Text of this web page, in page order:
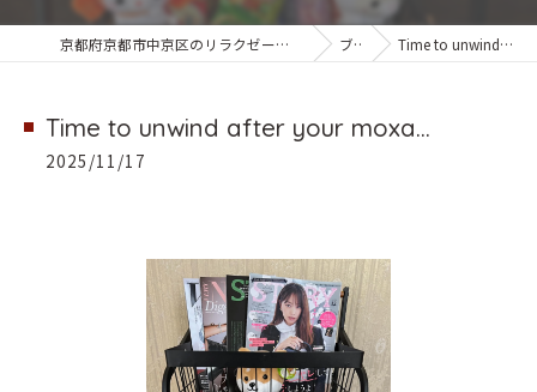
京都府京都市中京区のリラクゼーションなら朱雀ボディーサロンKIRARA ブログ Time to unwind after your moxa...
Time to unwind after your moxa...
2025/11/17